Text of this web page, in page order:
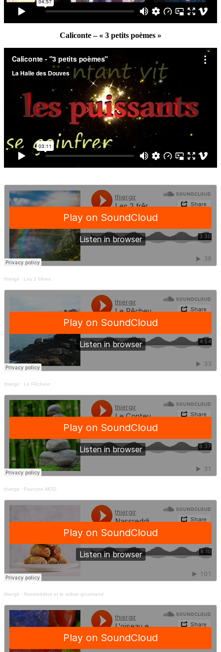
Caliconte – « 3 petits poèmes »
thiergir · Les 2 frêres
thiergir · Le Pêcheur
thiergir · Francine MOD
thiergir · Nassreddine et le sultan gourmand